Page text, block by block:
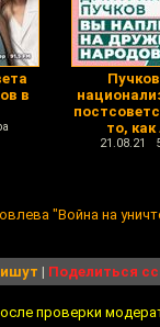
в
то,
21.08.21
"Война на
| Поделиться
проверки